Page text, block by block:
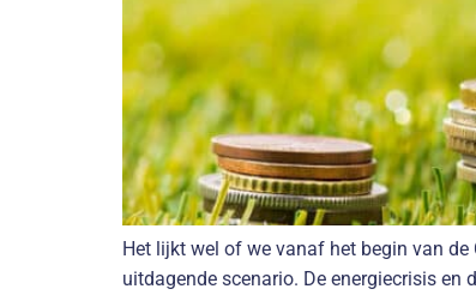
Het lijkt wel of we vanaf het begin van
uitdagende scenario. De energiecrisis en